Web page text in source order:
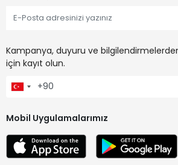
Kampanya, duyuru ve
için kayıt olun.
Mobil Uygulamalarımız